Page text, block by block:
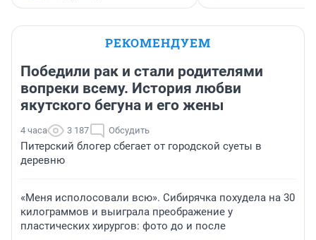
РЕКОМЕНДУЕМ
Победили рак и стали родителями
вопреки всему. История любви
якутского бегуна и его жены
4 часа 3 187 Обсудить
Питерский блогер сбегает от городской суеты в
деревню
«Меня исполосовали всю». Сибирячка похудела на 30
килограммов и выиграла преображение у
пластических хирургов: фото до и после